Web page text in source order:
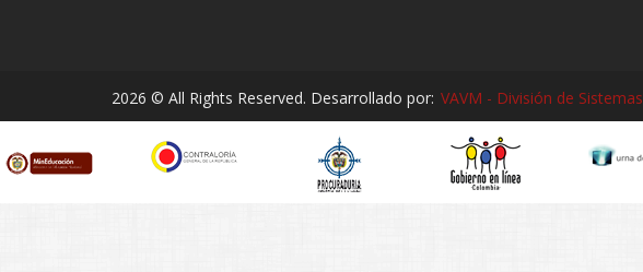
2026 © All Rights Reserved. Desarrollado por: VAVM - División de Sistemas